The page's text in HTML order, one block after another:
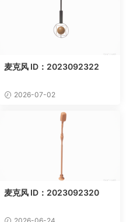
麦克风 ID：2023092322
2026-07-02
麦克风 ID：2023092320